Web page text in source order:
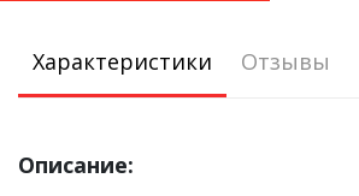
Характеристики Отзывы
Описание: